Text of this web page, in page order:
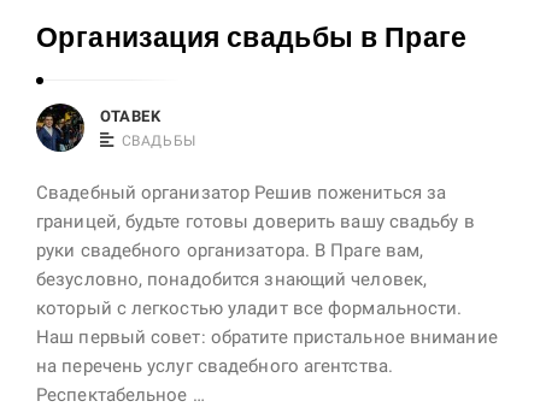
Организация свадьбы в Праге
OTABEK
СВАДЬБЫ
Свадебный организатор Решив пожениться за
границей, будьте готовы доверить вашу свадьбу в
руки свадебного организатора. В Праге вам,
безусловно, понадобится знающий человек,
который с легкостью уладит все формальности.
Наш первый совет: обратите пристальное внимание
на перечень услуг свадебного агентства.
Респектабельное …